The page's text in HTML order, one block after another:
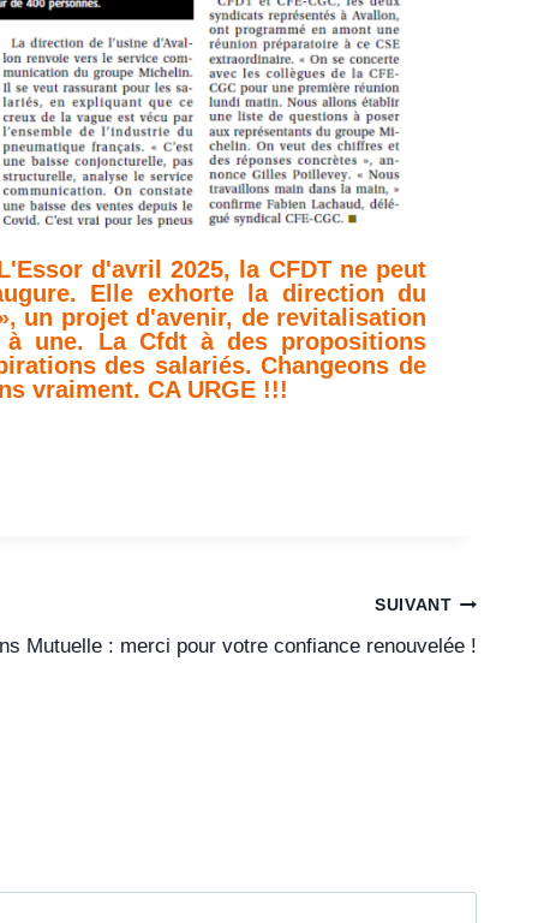
d'avril 2025, la CFDT ne peut
Elle exhorte la direction du
un projet d'avenir, de revitalisation
une. La Cfdt à des propositions
des salariés. Changeons de
vraiment. CA URGE !!!
SUIVANT
Mutuelle : merci pour votre confiance renouvelée !